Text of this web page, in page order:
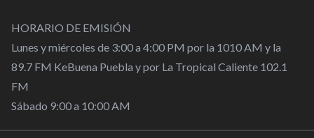
HORARIO DE EMISIÓN
Lunes y miércoles de 3:00 a 4:00 PM por la 1010 AM y la
89.7 FM KeBuena Puebla y por La Tropical Caliente 102.1
FM
Sábado 9:00 a 10:00 AM